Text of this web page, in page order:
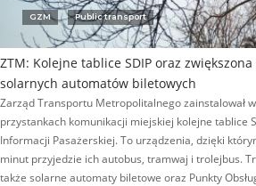
GZM Public transport
ZTM: Kolejne tablice SDIP oraz
solarnych automatów biletowych
Zarząd Transportu Metropolitalnego zainstalował
przystankach komunikacji miejskiej kolejne tablice
Informacji Pasażerskiej. To urządzenia, dzięki
minut przyjedzie ich autobus, tramwaj i trolejbus.
także solarne automaty biletowe oraz Punkty